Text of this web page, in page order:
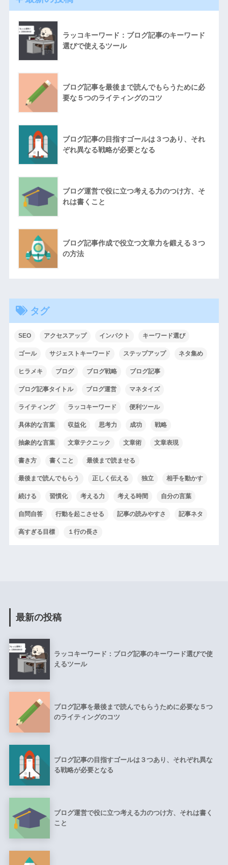
ラッコキーワード：ブログ記事のキーワード
選びで使えるツール
ブログ記事を最後まで読んでもらうために必
要な５つのライティングのコツ
ブログ記事の目指すゴールは３つあり、それ
ぞれ異なる戦略が必要となる
ブログ運営で役に立つ考える力のつけ方、そ
れは書くこと
ブログ記事作成で役立つ文章力を鍛える３つ
の方法
タグ
SEO アクセスアップ インパクト キーワード選び
ゴール サジェストキーワード ステップアップ ネタ集め
ヒラメキ ブログ ブログ戦略 ブログ記事
ブログ記事タイトル ブログ運営 マネタイズ
ライティング ラッコキーワード 便利ツール
具体的な言葉 収益化 思考力 成功 戦略
抽象的な言葉 文章テクニック 文章術 文章表現
書き方 書くこと 最後まで読ませる
最後まで読んでもらう 正しく伝える 独立 相手を動かす
続ける 習慣化 考える力 考える時間 自分の言葉
自問自答 行動を起こさせる 記事の読みやすさ 記事ネタ
高すぎる目標 １行の長さ
最新の投稿
ラッコキーワード：ブログ記事のキーワード選びで使
えるツール
ブログ記事を最後まで読んでもらうために必要な５つ
のライティングのコツ
ブログ記事の目指すゴールは３つあり、それぞれ異な
る戦略が必要となる
ブログ運営で役に立つ考える力のつけ方、それは書く
こと